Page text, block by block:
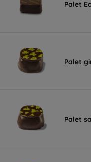
Palet
Palet
Palet